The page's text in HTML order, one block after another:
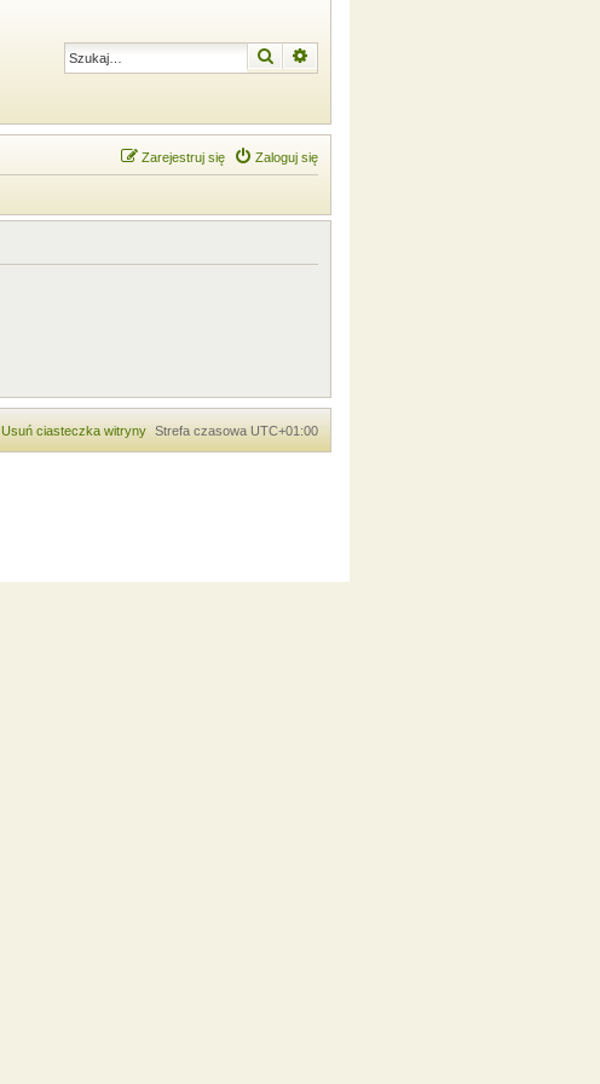
Szukaj
Zaloguj się
Zarejestruj się
Strefa czasowa UTC+01:00
Usuń ciasteczka witryny